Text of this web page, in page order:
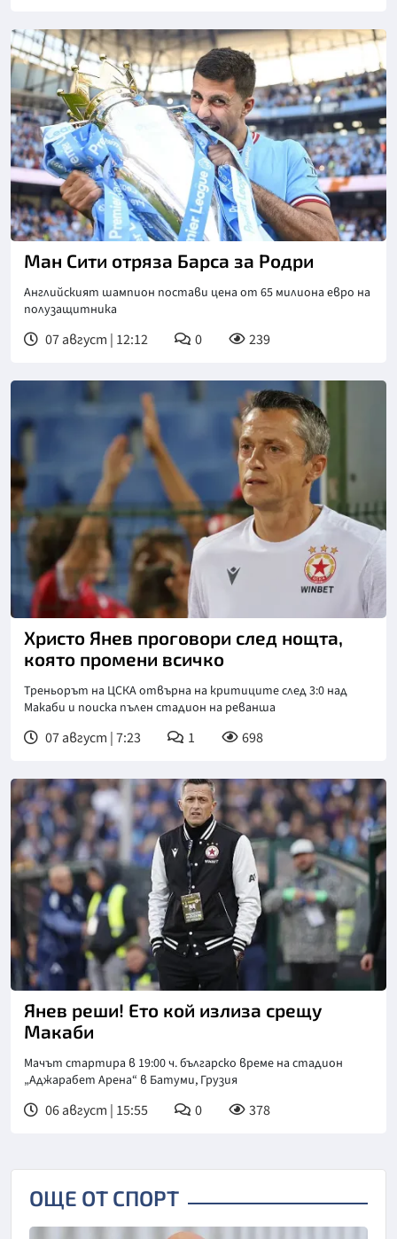
Ман Сити отряза Барса за Родри
Английският шампион постави цена от 65 милиона евро на
полузащитника
07 август | 12:12 0 239
Снимка: БТА
Христо Янев проговори след нощта,
която промени всичко
Треньорът на ЦСКА отвърна на критиците след 3:0 над
Макаби и поиска пълен стадион на реванша
07 август | 7:23 1 698
Янев реши! Ето кой излиза срещу
Макаби
Мачът стартира в 19:00 ч. българско време на стадион
„Аджарабет Арена“ в Батуми, Грузия
06 август | 15:55 0 378
ОЩЕ ОТ СПОРТ